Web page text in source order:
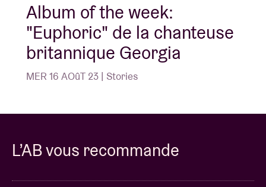
Album of the week:
"Euphoric" de la chanteuse
britannique Georgia
MER 16 AOûT 23 | Stories
L’AB vous recommande